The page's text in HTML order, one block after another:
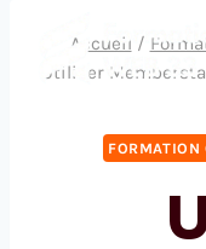
contenu
Accueil /
Utiliser
FORMATION